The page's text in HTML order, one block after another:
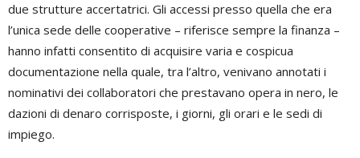
due strutture accertatrici. Gli accessi presso quella che era
l’unica sede delle cooperative – riferisce sempre la finanza –
hanno infatti consentito di acquisire varia e cospicua
documentazione nella quale, tra l’altro, venivano annotati i
nominativi dei collaboratori che prestavano opera in nero, le
dazioni di denaro corrisposte, i giorni, gli orari e le sedi di
impiego.